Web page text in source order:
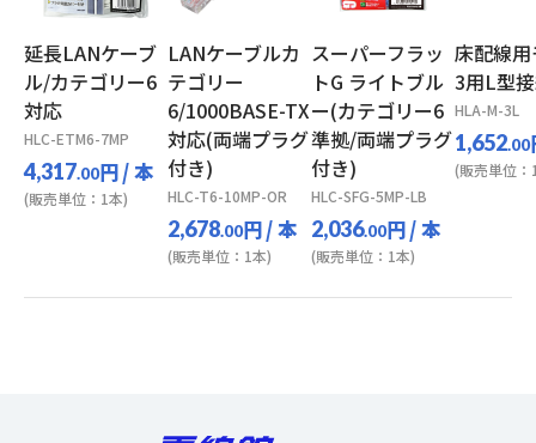
延長LANケーブ
ル/カテゴリー6
対応
HLC-ETM6-7MP
4,317.00円/ 本
(販売単位：1本)
LANケーブルカ
テゴリー
6/1000BASE-TX
対応(両端プラグ
付き)
HLC-T6-10MP-OR
2,678.00円/ 本
(販売単位：1本)
スーパーフラッ
トG ライトブル
ー(カテゴリー6
準拠/両端プラグ
付き)
HLC-SFG-5MP-LB
2,036.00円/ 本
(販売単位：1本)
床配線
3用L型
HLA-M-3L
1,652.00
(販売単位：